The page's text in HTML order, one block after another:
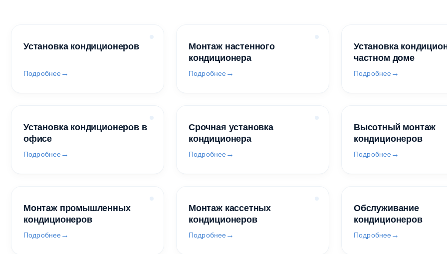
Установка кондиционеров
Подробнее
Монтаж настенного
кондиционера
Подробнее
Установка
частном доме
Подробнее
Установка кондиционеров в
офисе
Подробнее
Срочная установка
кондиционера
Подробнее
Высотный монтаж
кондиционеров
Подробнее
Монтаж промышленных
кондиционеров
Подробнее
Монтаж кассетных
кондиционеров
Подробнее
Обслуживание
кондиционеров
Подробнее